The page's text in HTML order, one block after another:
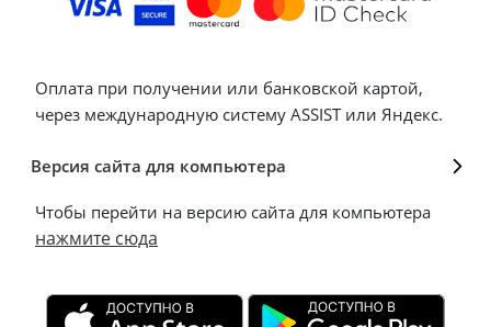
Оплата при получении или банковской картой,
через международную систему ASSIST или Яндекс.
Версия сайта для компьютера
Чтобы перейти на версию сайта для компьютера
нажмите сюда